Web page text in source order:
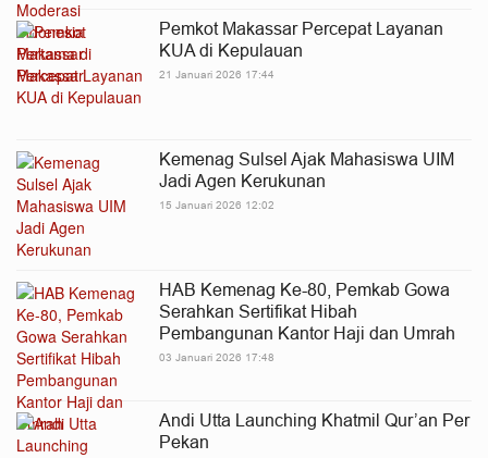
Pemkot Makassar Percepat Layanan
KUA di Kepulauan
21 Januari 2026 17:44
Kemenag Sulsel Ajak Mahasiswa UIM
Jadi Agen Kerukunan
15 Januari 2026 12:02
HAB Kemenag Ke-80, Pemkab Gowa
Serahkan Sertifikat Hibah
Pembangunan Kantor Haji dan Umrah
03 Januari 2026 17:48
Andi Utta Launching Khatmil Qur’an Per
Pekan